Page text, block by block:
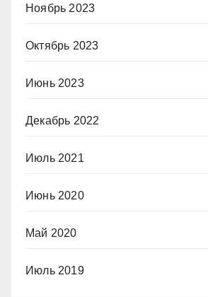
Ноябрь 2023
Октябрь 2023
Июнь 2023
Декабрь 2022
Июль 2021
Июнь 2020
Май 2020
Июль 2019